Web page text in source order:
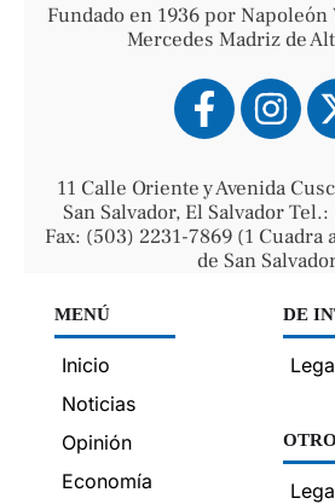
Fundado en 1936 por
Mercedes Madriz de
11 Calle Oriente y Avenida
San Salvador, El Salvador
Fax: (503) 2231-7869 (1 Cuadra
de San
MENÚ
Inicio
Noticias
Opinión
Economía
DE